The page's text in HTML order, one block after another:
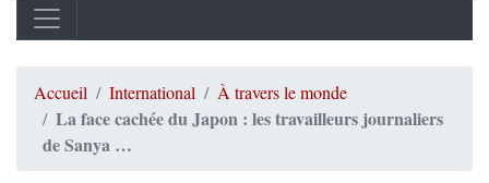
Accueil International À travers le monde
La face cachée du Japon : les travailleurs journaliers
de Sanya …